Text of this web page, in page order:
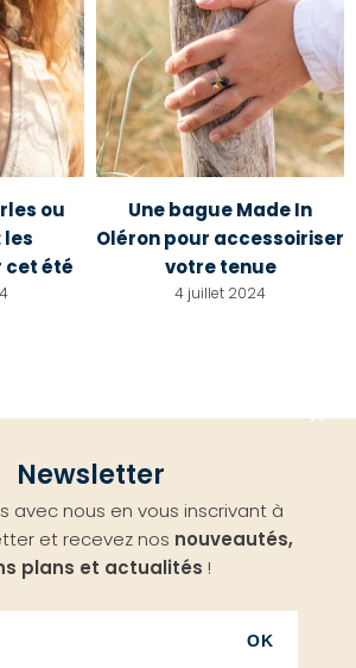
ou
les
cet été
Une bague Made In
Oléron pour accessoiriser
votre tenue
4 juillet 2024
Newsletter
avec nous en vous inscrivant à
et recevez nos nouveautés,
plans et actualités !
OK